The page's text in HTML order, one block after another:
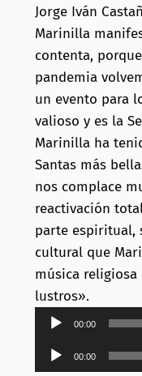
Jorge Iván
Marinilla
contenta,
pandemia
un evento para
valioso y es la
Marinilla ha
Santas más
nos complace
reactivación
parte espiritual,
cultural que
música religiosa
lustros».
Reproductor
audio
00:00
Reproductor
00:00